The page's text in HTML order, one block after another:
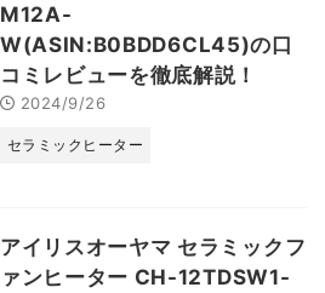
M12A-
W(ASIN:B0BDD6CL45)の口
コミレビューを徹底解説！
2024/9/26
セラミックヒーター
アイリスオーヤマ セラミックフ
ァンヒーター CH-12TDSW1-